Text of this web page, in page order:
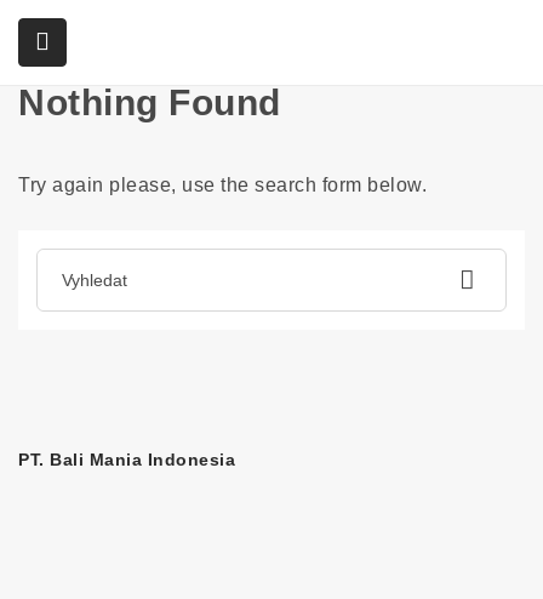
Home
Nothing Found
Try again please, use the search form below.
PT. Bali Mania Indonesia